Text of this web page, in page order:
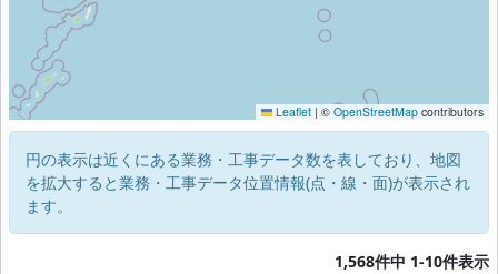
Leaflet | © OpenStreetMap contributors
円の表示は近くにある業務・工事データ数を表しており、地図
を拡大すると業務・工事データ位置情報(点・線・面)が表示され
ます。
1,568件中 1-10件表示